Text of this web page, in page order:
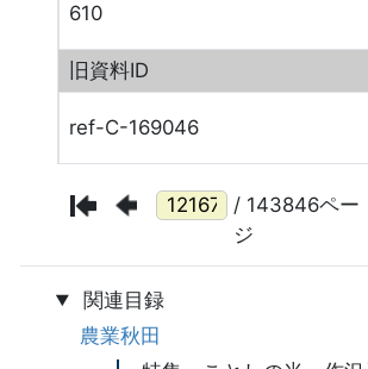
610
旧資料ID
ref-C-169046
/ 143846ペー
ジ
関連目録
農業秋田